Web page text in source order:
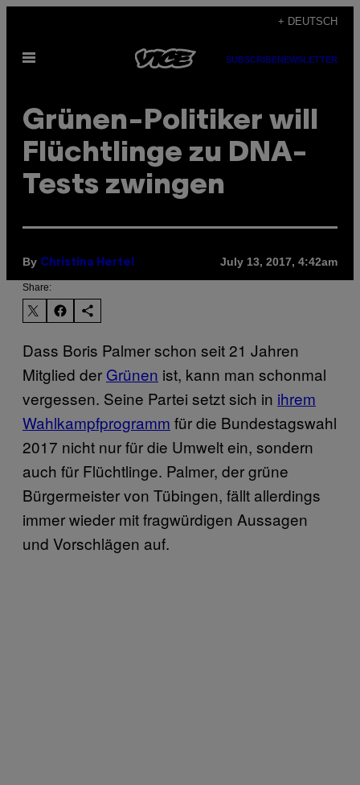
content
+ DEUTSCH
Open
SUBSCRIBENEWSLETTER
Grünen-Politiker will
Flüchtlinge zu DNA-
Tests zwingen
By Christina Hertel July 13, 2017, 4:42am
Share:
Dass Boris Palmer schon seit 21 Jahren
Mitglied der Grünen ist, kann man schonmal
vergessen. Seine Partei setzt sich in ihrem
Wahlkampfprogramm für die Bundestagswahl
2017 nicht nur für die Umwelt ein, sondern
auch für Flüchtlinge. Palmer, der grüne
Bürgermeister von Tübingen, fällt allerdings
immer wieder mit fragwürdigen Aussagen
und Vorschlägen auf.